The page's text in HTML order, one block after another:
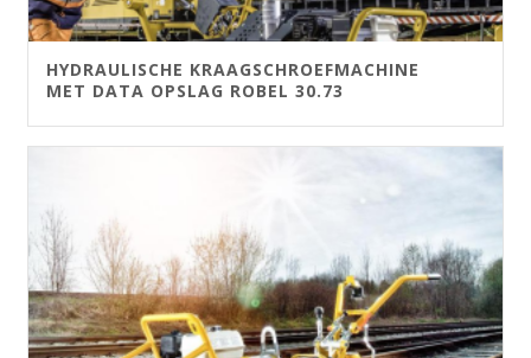
HYDRAULISCHE KRAAGSCHROEFMACHINE
MET DATA OPSLAG ROBEL 30.73